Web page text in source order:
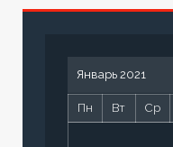
Январь 2021
Пн Вт Ср